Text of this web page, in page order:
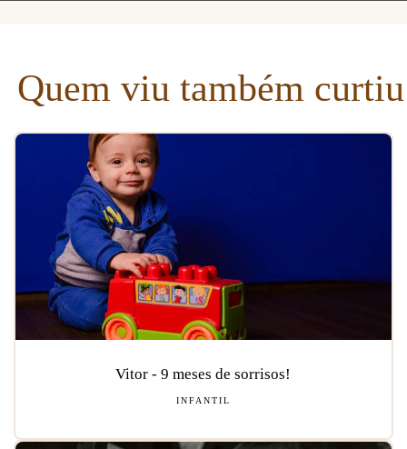
Quem viu também curtiu
Vitor - 9 meses de sorrisos!
INFANTIL